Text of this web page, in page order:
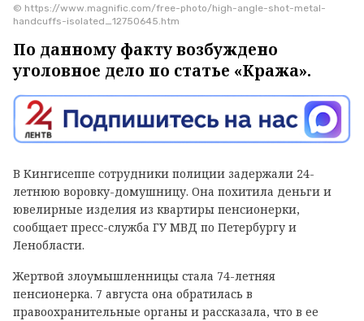
© https://www.magnific.com/free-photo/high-angle-shot-metal-
handcuffs-isolated_12750645.htm
По данному факту возбуждено
уголовное дело по статье «Кража».
В Кингисеппе сотрудники полиции задержали 24-
летнюю воровку-домушницу. Она похитила деньги и
ювелирные изделия из квартиры пенсионерки,
сообщает пресс-служба ГУ МВД по Петербургу и
Ленобласти.
Жертвой злоумышленницы стала 74-летняя
пенсионерка. 7 августа она обратилась в
правоохранительные органы и рассказала, что в ее